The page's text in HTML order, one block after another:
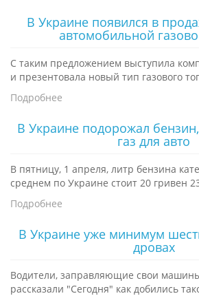
В Украине появился в
автомобильной
С таким предложением выступила
и презентовала новый тип газового
Подробнее
В Украине подорожал
газ для авто
В пятницу, 1 апреля, литр бензина
среднем по Украине стоит 20 гривен
Подробнее
В Украине уже минимум
дровах
Водители, заправляющие свои
рассказали "Сегодня" как добились